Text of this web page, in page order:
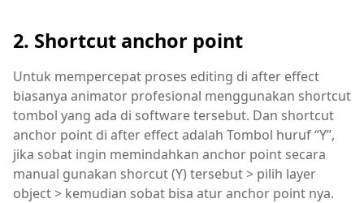
2. Shortcut anchor point
Untuk mempercepat proses editing di after effect
biasanya animator profesional menggunakan shortcut
tombol yang ada di software tersebut. Dan shortcut
anchor point di after effect adalah Tombol huruf Y ,
jika sobat ingin memindahkan anchor point secara
manual gunakan shorcut (Y) tersebut > pilih layer
object > kemudian sobat bisa atur anchor point nya.